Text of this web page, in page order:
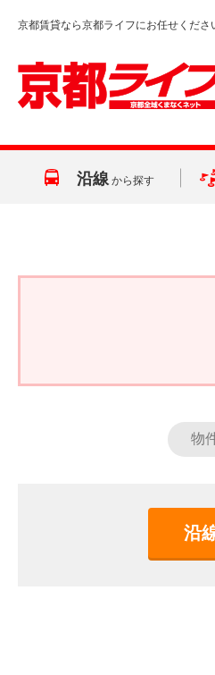
京都賃貸なら京都ライフにお任せくだ
沿線 から探す
沿